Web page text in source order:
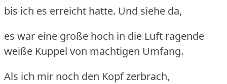
bis ich es erreicht hatte. Und siehe da,
es war eine große hoch in die Luft ragende
weiße Kuppel von mächtigen Umfang.
Als ich mir noch den Kopf zerbrach,